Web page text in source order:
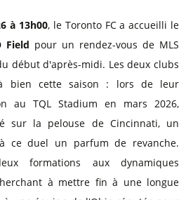
à 13h00, le Toronto FC a accueilli le
Field pour un rendez-vous de MLS
début d'après-midi. Les deux clubs
bien cette saison : lors de leur
au TQL Stadium en mars 2026,
sur la pelouse de Cincinnati, un
ce duel un parfum de revanche.
formations aux dynamiques
à mettre fin à une longue